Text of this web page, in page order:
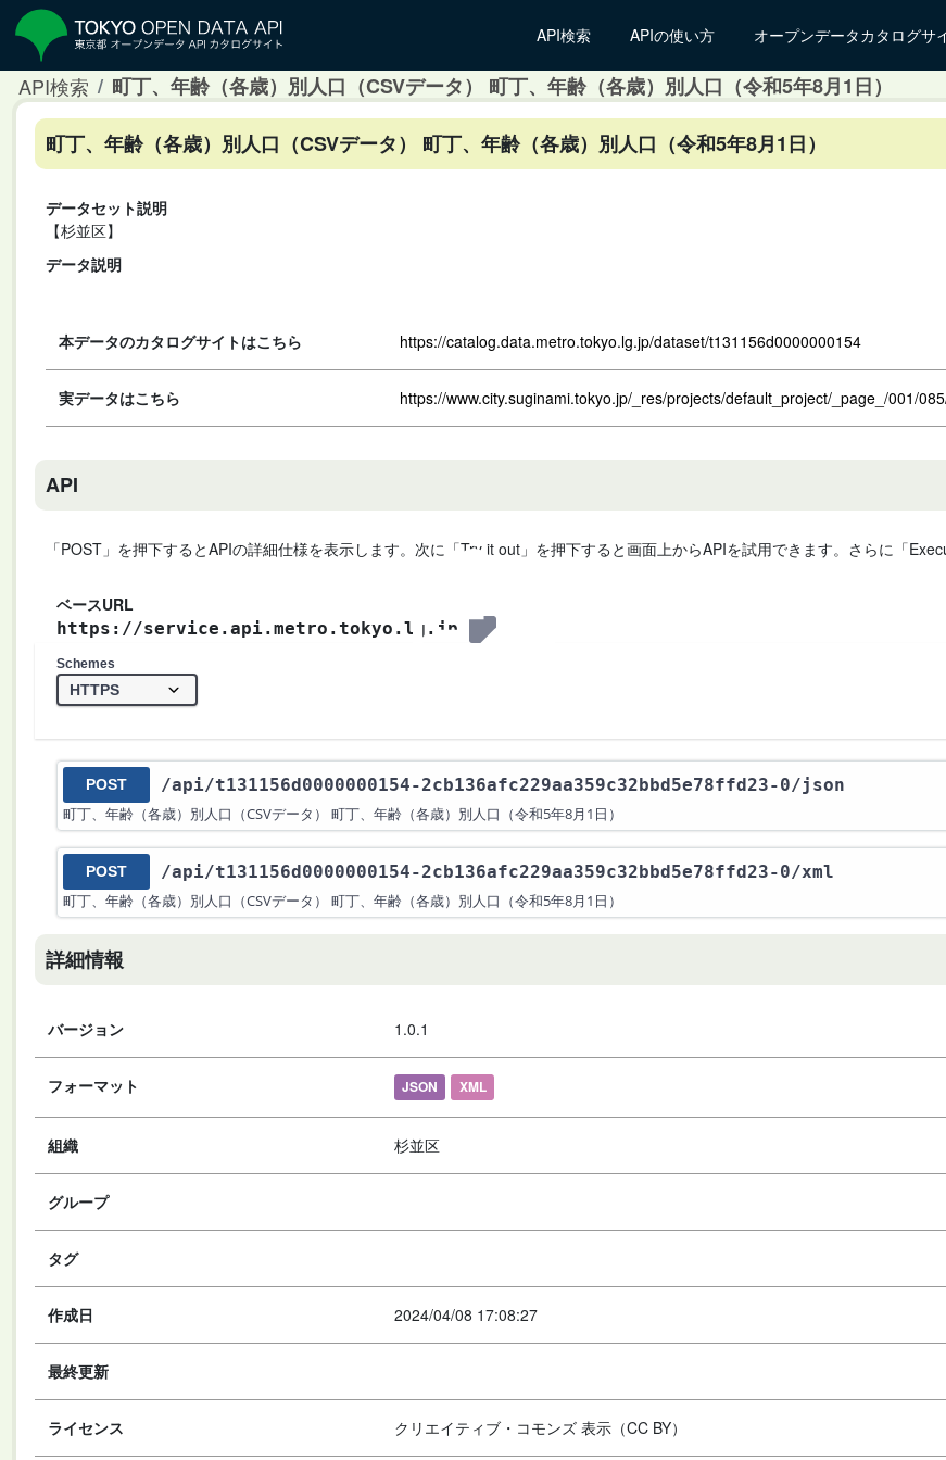
API検索 APIの使い方 オープンデータカタログサ
API検索 町丁、年齢（各歳）別人口（CSVデータ） 町丁、年齢（各歳）別人口（令和5年8月1日）
町丁、年齢（各歳）別人口（CSVデータ） 町丁、年齢（各歳）別人口（令和5年8月1日）
データセット説明
【杉並区】
データ説明
本データのカタログサイトはこちら https://catalog.data.metro.tokyo.lg.jp/dataset/t131156d0000000154
実データはこちら https://www.city.suginami.tokyo.jp/_res/projects/default_project/_page_/001/
API
「POST」を押下するとAPIの詳細仕様を表示します。次に「Try it out」を押下すると画面上からAPIを試用できます。さらに「
ベースURL
https://service.api.metro.tokyo.lg.jp
Schemes
POST /api/t131156d0000000154-2cb136afc229aa359c32bbd5e78ffd23-0/json
町丁、年齢（各歳）別人口（CSVデータ） 町丁、年齢（各歳）別人口（令和5年8月1日）
POST /api/t131156d0000000154-2cb136afc229aa359c32bbd5e78ffd23-0/xml
町丁、年齢（各歳）別人口（CSVデータ） 町丁、年齢（各歳）別人口（令和5年8月1日）
詳細情報
バージョン 1.0.1
フォーマット JSON XML
組織 杉並区
グループ
タグ
作成日 2024/04/08 17:08:27
最終更新
ライセンス クリエイティブ・コモンズ 表示（CC BY）